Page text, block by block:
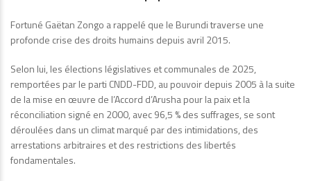
Fortuné Gaëtan Zongo a rappelé que le Burundi traverse une
profonde crise des droits humains depuis avril 2015.
Selon lui, les élections législatives et communales de 2025,
remportées par le parti CNDD-FDD, au pouvoir depuis 2005 à la suite
de la mise en œuvre de l’Accord d’Arusha pour la paix et la
réconciliation signé en 2000, avec 96,5 % des suffrages, se sont
déroulées dans un climat marqué par des intimidations, des
arrestations arbitraires et des restrictions des libertés
fondamentales.